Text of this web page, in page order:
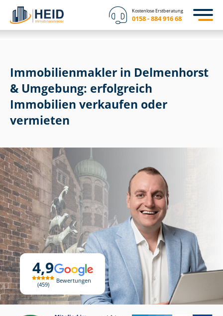
Kostenlose Erstberatung
0158 - 884 916 68
4,9
459
Bewertungen
Im­mo­bi­li­en­mak­ler in Delmenhorst
& Umgebung: erfolgreich
Immobilien verkaufen oder
vermieten